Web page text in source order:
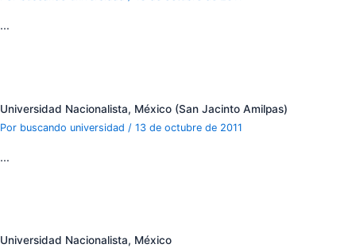
…
Universidad Nacionalista, México (San Jacinto Amilpas)
Por buscando universidad / 13 de octubre de 2011
…
Universidad Nacionalista, México